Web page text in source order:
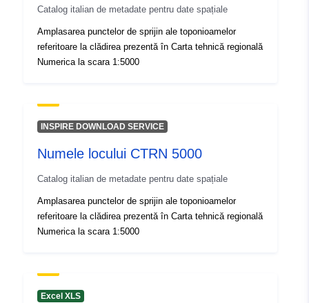
m5841-cc-i9322
Catalog italian de metadate pentru date spațiale
Amplasarea punctelor de sprijin ale toponioamelor
referitoare la clădirea prezentă în Carta tehnică regională
Numerica la scara 1:5000
INSPIRE DOWNLOAD SERVICE
Numele locului CTRN 5000
Catalog italian de metadate pentru date spațiale
Amplasarea punctelor de sprijin ale toponioamelor
referitoare la clădirea prezentă în Carta tehnică regională
Numerica la scara 1:5000
Excel XLS